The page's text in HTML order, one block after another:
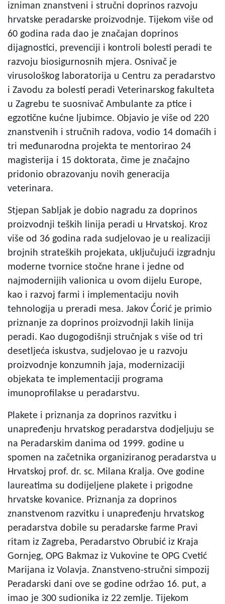
izniman znanstveni i stručni doprinos razvoju
hrvatske peradarske proizvodnje. Tijekom više od
60 godina rada dao je značajan doprinos
dijagnostici, prevenciji i kontroli bolesti peradi te
razvoju biosigurnosnih mjera. Osnivač je
virusološkog laboratorija u Centru za peradarstvo
i Zavodu za bolesti peradi Veterinarskog fakulteta
u Zagrebu te suosnivač Ambulante za ptice i
egzotične kućne ljubimce. Objavio je više od 220
znanstvenih i stručnih radova, vodio 14 domaćih i
tri međunarodna projekta te mentorirao 24
magisterija i 15 doktorata, čime je značajno
pridonio obrazovanju novih generacija
veterinara.
Stjepan Sabljak je dobio nagradu za doprinos
proizvodnji teških linija peradi u Hrvatskoj. Kroz
više od 36 godina rada sudjelovao je u realizaciji
brojnih strateških projekata, uključujući izgradnju
moderne tvornice stočne hrane i jedne od
najmodernijih valionica u ovom dijelu Europe,
kao i razvoj farmi i implementaciju novih
tehnologija u preradi mesa. Jakov Ćorić je primio
priznanje za doprinos proizvodnji lakih linija
peradi. Kao dugogodišnji stručnjak s više od tri
desetljeća iskustva, sudjelovao je u razvoju
proizvodnje konzumnih jaja, modernizaciji
objekata te implementaciji programa
imunoprofilakse u peradarstvu.
Plakete i priznanja za doprinos razvitku i
unapređenju hrvatskog peradarstva dodjeljuju se
na Peradarskim danima od 1999. godine u
spomen na začetnika organiziranog peradarstva u
Hrvatskoj prof. dr. sc. Milana Kralja. Ove godine
laureatima su dodijeljene plakete i prigodne
hrvatske kovanice. Priznanja za doprinos
znanstvenom razvitku i unapređenju hrvatskog
peradarstva dobile su peradarske farme Pravi
ritam iz Zagreba, Peradarstvo Obrubić iz Kraja
Gornjeg, OPG Bakmaz iz Vukovine te OPG Cvetić
Marijana iz Volavja. Znanstveno-stručni simpozij
Peradarski dani ove se godine održao 16. put, a
imao je 300 sudionika iz 22 zemlje. Tijekom